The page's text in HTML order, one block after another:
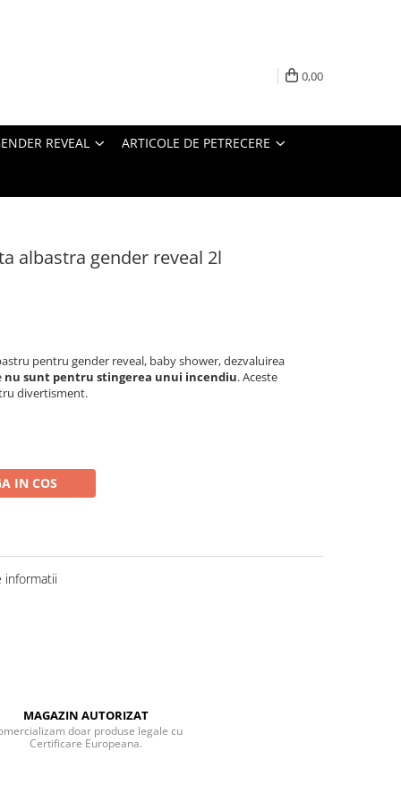
0,00
REVEAL ARTICOLE DE PETRECERE
albastra gender reveal 2l
pentru gender reveal, baby shower, dezvaluirea
nu sunt pentru stingerea unui incendiu. Aceste
divertisment.
IN COS
informatii
MAGAZIN AUTORIZAT
doar produse legale cu
Certificare Europeana.